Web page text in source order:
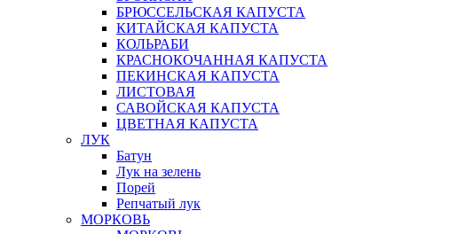
БРЮССЕЛЬСКАЯ КАПУСТА
КИТАЙСКАЯ КАПУСТА
КОЛЬРАБИ
КРАСНОКОЧАННАЯ КАПУСТА
ПЕКИНСКАЯ КАПУСТА
ЛИСТОВАЯ
САВОЙСКАЯ КАПУСТА
ЦВЕТНАЯ КАПУСТА
ЛУК
Батун
Лук на зелень
Порей
Репчатый лук
МОРКОВЬ